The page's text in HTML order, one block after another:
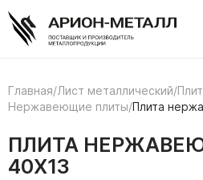
Главная/Лист металлический/
Нержавеющие плиты/Плита
ПЛИТА
40Х13